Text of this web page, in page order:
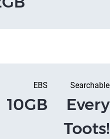
EBS
10GB
Searchable
Every
Toots!